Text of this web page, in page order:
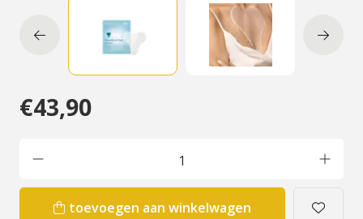
€43,90
toevoegen aan winkelwagen